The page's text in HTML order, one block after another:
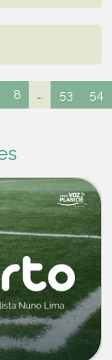
8 ... 53 54